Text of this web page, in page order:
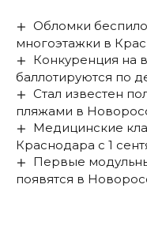
Обломки
многоэтажки в
Конкуренция на
баллотируются по
Стал известен
пляжами в
Медицинские
Краснодара с 1
Первые
появятся в